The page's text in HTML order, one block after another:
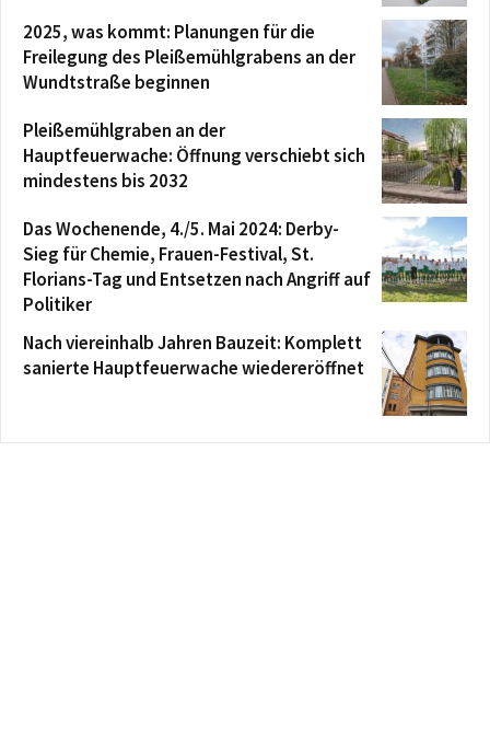
2025, was kommt: Planungen für die
Freilegung des Pleißemühlgrabens an der
Wundtstraße beginnen
Pleißemühlgraben an der
Hauptfeuerwache: Öffnung verschiebt sich
mindestens bis 2032
Das Wochenende, 4./5. Mai 2024: Derby-
Sieg für Chemie, Frauen-Festival, St.
Florians-Tag und Entsetzen nach Angriff auf
Politiker
Nach viereinhalb Jahren Bauzeit: Komplett
sanierte Hauptfeuerwache wiedereröffnet